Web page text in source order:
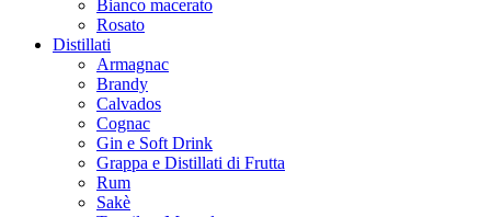
Bianco macerato
Rosato
Distillati
Armagnac
Brandy
Calvados
Cognac
Gin e Soft Drink
Grappa e Distillati di Frutta
Rum
Sakè